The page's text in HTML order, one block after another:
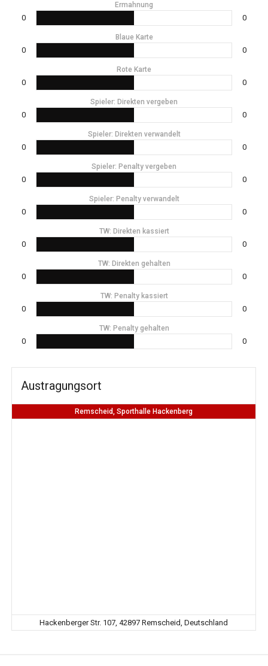
Ermahnung
0 0
Blaue Karte
0 0
Rote Karte
0 0
Spieler: Direkten vergeben
0 0
Spieler: Direkten verwandelt
0 0
Spieler: Penalty vergeben
0 0
Spieler: Penalty verwandelt
0 0
TW: Direkten kassiert
0 0
TW: Direkten gehalten
0 0
TW: Penalty kassiert
0 0
TW: Penalty gehalten
0 0
Austragungsort
Remscheid, Sporthalle Hackenberg
Hackenberger Str. 107, 42897 Remscheid, Deutschland